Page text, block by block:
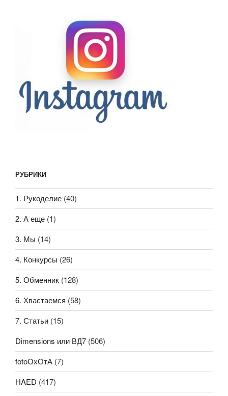
РУБРИКИ
1. Рукоделие (40)
2. А еще (1)
3. Мы (14)
4. Конкурсы (26)
5. Обменник (128)
6. Хвастаемся (58)
7. Статьи (15)
Dimensions или ВД7 (506)
fotoОхОтА (7)
HAED (417)